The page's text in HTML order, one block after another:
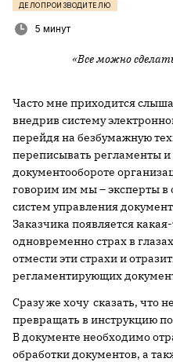
ДЕЛОПРОИЗВОДИТЕЛЮ
5 минут
«Все можно
Часто мне приходится
внедрив систему
перейдя на безбумажную
переписывать регламенты
документообороте
говорим им мы – эксперты
систем управления
Заказчика появляется
одновременно страх в
отмести эти страхи и
регламентирующих
Сразу же хочу сказать, что
превращать в инструкцию
В документе необходимо
обработки документов, а